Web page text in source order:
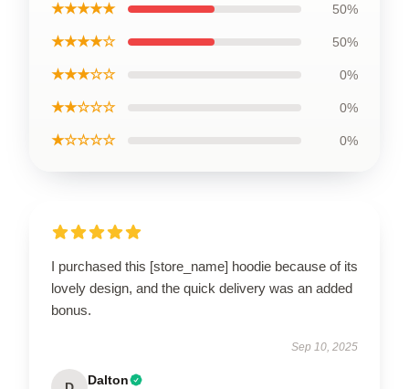
★★★★★ 50%
★★★★☆ 50%
★★★☆☆ 0%
★★☆☆☆ 0%
★☆☆☆☆ 0%
I purchased this [store_name] hoodie because of its
lovely design, and the quick delivery was an added
bonus.
Sep 10, 2025
Dalton